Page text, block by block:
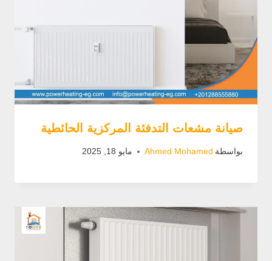
صيانة مشعات التدفئة المركزية الحائطية
بواسطة Ahmed Mohamed مايو 18, 2025